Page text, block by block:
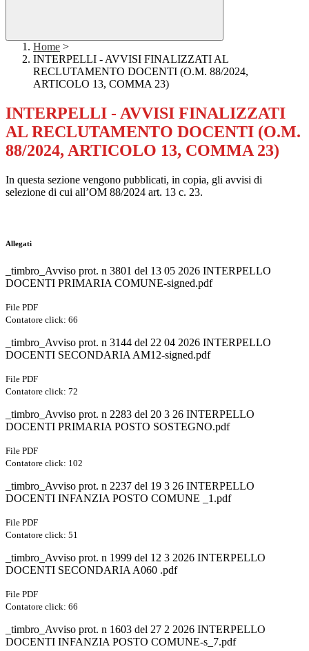
Home >
INTERPELLI - AVVISI FINALIZZATI AL
RECLUTAMENTO DOCENTI (O.M. 88/2024,
ARTICOLO 13, COMMA 23)
INTERPELLI - AVVISI FINALIZZATI
AL RECLUTAMENTO DOCENTI (O.M.
88/2024, ARTICOLO 13, COMMA 23)
In questa sezione vengono pubblicati, in copia, gli avvisi di
selezione di cui all’OM 88/2024 art. 13 c. 23.
Allegati
_timbro_Avviso prot. n 3801 del 13 05 2026 INTERPELLO
DOCENTI PRIMARIA COMUNE-signed.pdf
File PDF
Contatore click: 66
_timbro_Avviso prot. n 3144 del 22 04 2026 INTERPELLO
DOCENTI SECONDARIA AM12-signed.pdf
File PDF
Contatore click: 72
_timbro_Avviso prot. n 2283 del 20 3 26 INTERPELLO
DOCENTI PRIMARIA POSTO SOSTEGNO.pdf
File PDF
Contatore click: 102
_timbro_Avviso prot. n 2237 del 19 3 26 INTERPELLO
DOCENTI INFANZIA POSTO COMUNE _1.pdf
File PDF
Contatore click: 51
_timbro_Avviso prot. n 1999 del 12 3 2026 INTERPELLO
DOCENTI SECONDARIA A060 .pdf
File PDF
Contatore click: 66
_timbro_Avviso prot. n 1603 del 27 2 2026 INTERPELLO
DOCENTI INFANZIA POSTO COMUNE-s_7.pdf